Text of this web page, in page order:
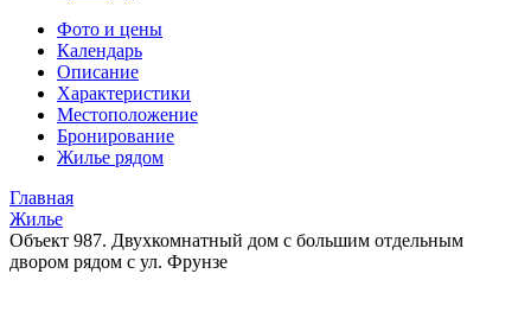
Фото и цены
Календарь
Описание
Характеристики
Местоположение
Бронирование
Жилье рядом
Главная
Жилье
Объект 987. Двухкомнатный дом с большим отдельным
двором рядом с ул. Фрунзе